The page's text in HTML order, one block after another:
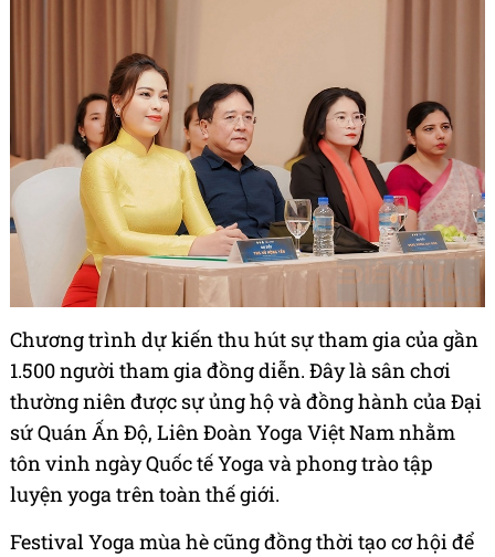
Chương trình dự kiến thu hút sự tham gia của gần
1.500 người tham gia đồng diễn. Đây là sân chơi
thường niên được sự ủng hộ và đồng hành của Đại
sứ Quán Ấn Độ, Liên Đoàn Yoga Việt Nam nhằm
tôn vinh ngày Quốc tế Yoga và phong trào tập
luyện yoga trên toàn thế giới.
Festival Yoga mùa hè cũng đồng thời tạo cơ hội để